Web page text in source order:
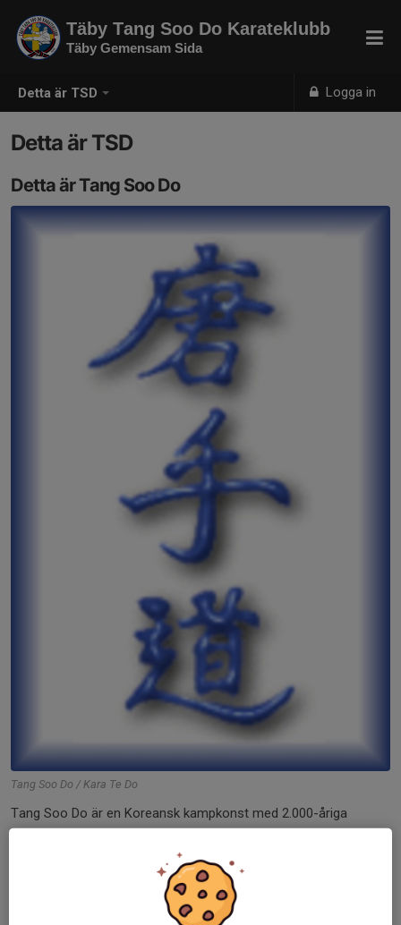
Detta är TSD Logga in
Täby Tang Soo Do Karateklubb
Täby Gemensam Sida
Detta är TSD
Detta är Tang Soo Do
Tang Soo Do / Kara Te Do
Tang Soo Do är en Koreansk kampkonst med 2.000-åriga
traditioner och rötter i bl a Kina och med influenser
gemensamma med några av karatestilarna från Okinawa.
Namnet är en sammanslagning av T’ang från T’ang-dynastin i
Kina (617-907 e kr), Soo vilket betyder hand men också näve,